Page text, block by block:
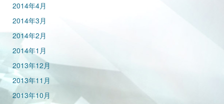
2014年4月
2014年3月
2014年2月
2014年1月
2013年12月
2013年11月
2013年10月